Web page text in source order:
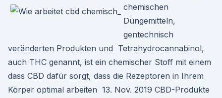
chemischen
Düngemitteln,
gentechnisch
veränderten Produkten und Tetrahydrocannabinol,
auch THC genannt, ist ein chemischer Stoff mit einem
dass CBD dafür sorgt, dass die Rezeptoren in Ihrem
Körper optimal arbeiten 13. Nov. 2019 CBD-Produkte